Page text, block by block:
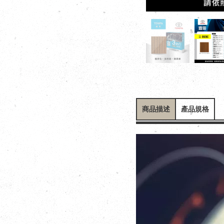
商品描述 產品規格